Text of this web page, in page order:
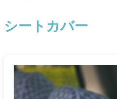
シートカバー